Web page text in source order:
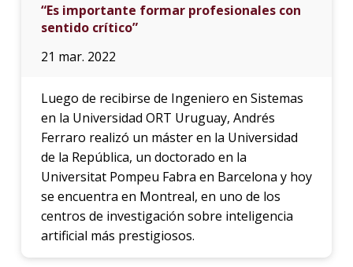
“Es importante formar profesionales con
sentido crítico”
21 mar. 2022
Luego de recibirse de Ingeniero en Sistemas
en la Universidad ORT Uruguay, Andrés
Ferraro realizó un máster en la Universidad
de la República, un doctorado en la
Universitat Pompeu Fabra en Barcelona y hoy
se encuentra en Montreal, en uno de los
centros de investigación sobre inteligencia
artificial más prestigiosos.